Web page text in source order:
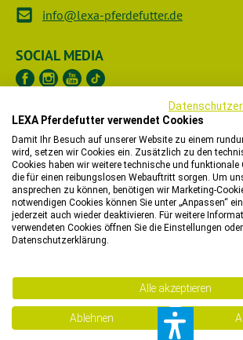
info@lexa-pferdefutter.de
SOCIAL MEDIA
UNTERNEHMEN
RECHTLICHES
HÄNDLER
WIR HELFEN IHNEN
Bestellungen mit einer Lieferadresse
Belgien, Dänemark, Luxemburg oder in
entgegennehmen
LEXA Pferdefutter verwendet Cookies
Damit Ihr Besuch auf unserer Website zu einem
wird, setzen wir Cookies ein. Zusätzlich zu den
Cookies haben wir weitere technische und
die für einen reibungslosen Webauftritt sorgen. Um
ansprechen zu können, benötigen wir Marketing-
notwendigen Cookies können Sie unter „Anpassen“
jederzeit auch wieder deaktivieren. Für weitere
verwendeten Cookies öffnen Sie die Einstellungen
Datenschutzerklärung.
Alle akzeptieren
Ablehnen